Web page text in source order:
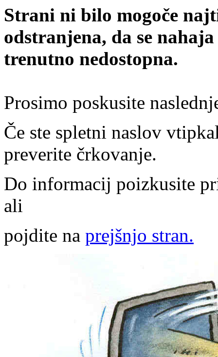
Strani ni bilo mogoče
odstranjena, da se
trenutno nedostopna.
Prosimo poskusite
Če ste spletni naslov
preverite črkovanje.
Do informacij poizkusite
ali
pojdite na prejšnjo stran.